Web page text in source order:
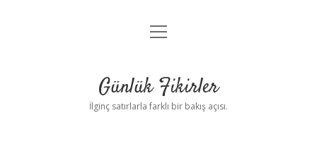
Anasayfa
Yasal Uyarı
menüyü
Günlük Fikirler
İlginç satırlarla farklı bir bakış açısı.